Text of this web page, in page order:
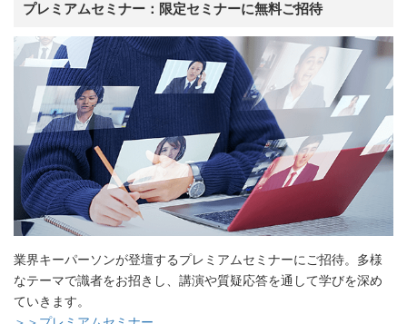
プレミアムセミナー：限定セミナーに無料ご招待
業界キーパーソンが登壇するプレミアムセミナーにご招待。多様
なテーマで識者をお招きし、講演や質疑応答を通して学びを深め
ていきます。